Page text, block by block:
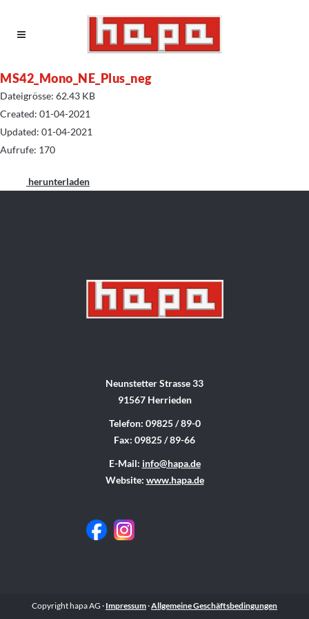
MS42_Mono_NE_Plus_neg
Dateigrösse: 62.43 KB
Created: 01-04-2021
Updated: 01-04-2021
Aufrufe: 170
herunterladen
Neunstetter Strasse 33
91567 Herrieden
Telefon: 09825 / 89-0
Fax: 09825 / 89-66
E-Mail: info@hapa.de
Website: www.hapa.de
Copyright hapa AG · Impressum·Allgemeine Geschäftsbedingungen